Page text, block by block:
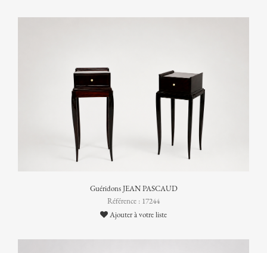
Guéridons JEAN PASCAUD
Référence : 17244
Ajouter à votre liste